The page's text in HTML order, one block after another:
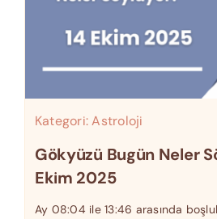
Kategori:Astroloji
Gökyüzü Bugün Neler
Ekim 2025
Ay 08:04 ile 13:46 arasında